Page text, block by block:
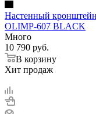
Настенный
OLIMP-607 BLACK
Много
10 790 руб.
В корзину
Хит продаж